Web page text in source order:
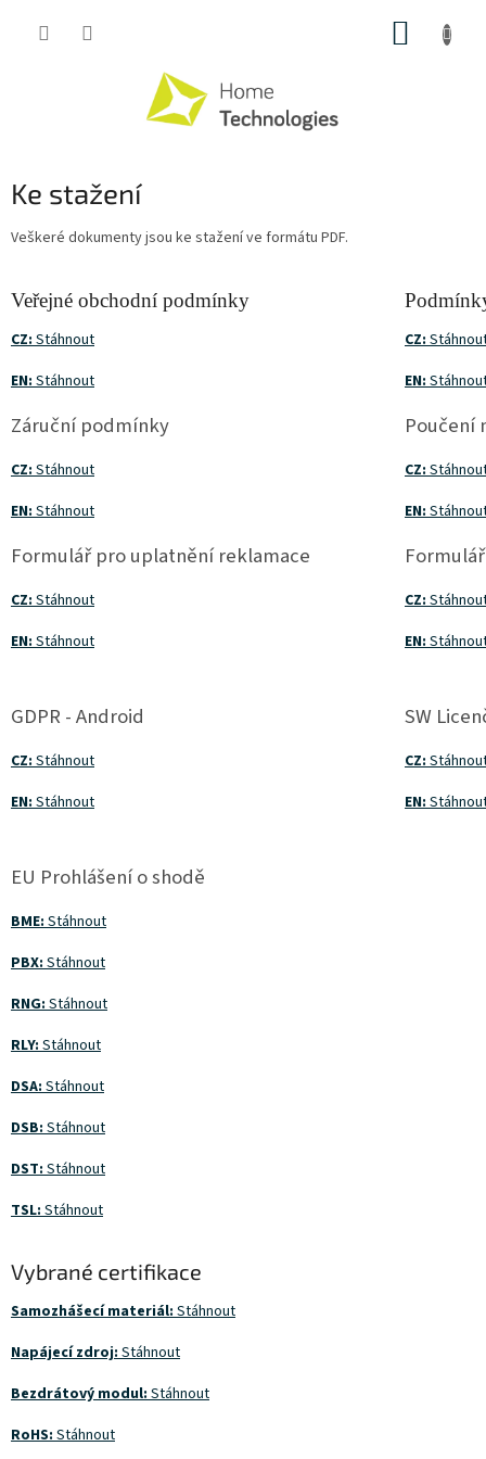
Ke stažení
Veškeré dokumenty jsou ke stažení ve formátu PDF.
Veřejné obchodní podmínky
CZ: Stáhnout
EN: Stáhnout
CZ:
EN:
Záruční podmínky
CZ: Stáhnout
EN: Stáhnout
Poučení
CZ:
EN:
Formulář pro uplatnění reklamace
CZ: Stáhnout
EN: Stáhnout
CZ:
EN:
GDPR - Android
CZ: Stáhnout
EN: Stáhnout
SW
CZ:
EN:
EU Prohlášení o shodě
BME: Stáhnout
PBX: Stáhnout
RNG: Stáhnout
RLY: Stáhnout
DSA: Stáhnout
DSB: Stáhnout
DST: Stáhnout
TSL: Stáhnout
Vybrané certifikace
Samozhášecí materiál: Stáhnout
Napájecí zdroj: Stáhnout
Bezdrátový modul: Stáhnout
RoHS: Stáhnout